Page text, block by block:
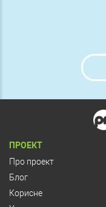
ПРОЕКТ
Про проект
Блог
Корисне